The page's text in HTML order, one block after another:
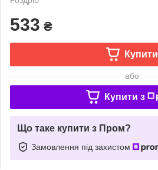
533 ₴
Купити
або
Купити з
Що таке купити з Пром?
Замовлення під захистом